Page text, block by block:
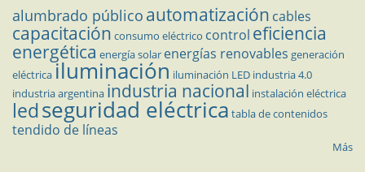
alumbrado público automatización cables
capacitación consumo eléctrico control eficiencia
energética energía solar energías renovables generación
eléctricailuminación iluminación LED industria 4.0
industria argentina industria nacional instalación eléctrica
ledseguridad eléctrica tabla de contenidos
tendido de líneas
Más